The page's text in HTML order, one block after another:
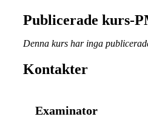
Publicerade kurs-
Denna kurs har inga
Kontakter
Examinator